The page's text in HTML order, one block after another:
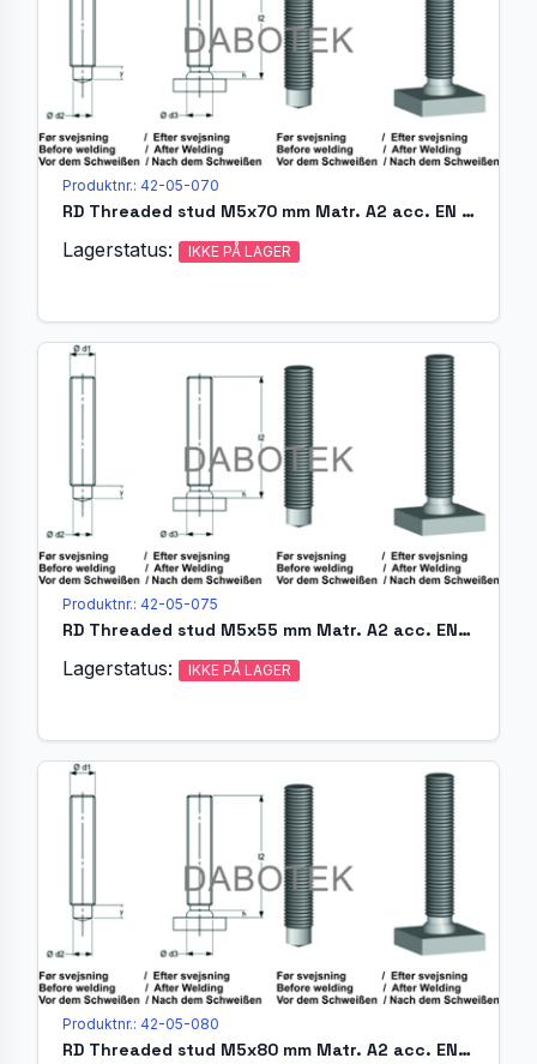
Produktnr.: 42-05-070
RD Threaded stud M5x70 mm Matr. A2 acc. EN ISO 13918 (MR)
Lagerstatus: IKKE PÅ LAGER
Produktnr.: 42-05-075
RD Threaded stud M5x55 mm Matr. A2 acc. EN ISO 13918 (MR)
Lagerstatus: IKKE PÅ LAGER
Produktnr.: 42-05-080
RD Threaded stud M5x80 mm Matr. A2 acc. EN ISO 13918 (MR)